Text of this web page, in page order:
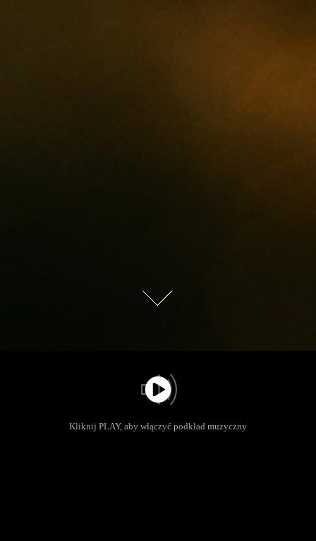
Kliknij PLAY, aby włączyć podkład muzyczny